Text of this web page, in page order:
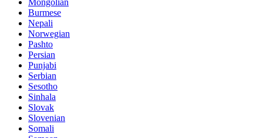
Burmese
Nepali
Norwegian
Pashto
Persian
Punjabi
Serbian
Sesotho
Sinhala
Slovak
Slovenian
Somali